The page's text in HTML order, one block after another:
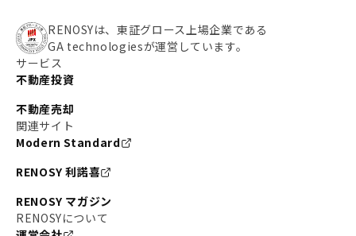
RENOSYは、東証グロース上場企業である
GA technologiesが運営しています。
サービス
不動産投資
不動産売却
関連サイト
Modern Standard
RENOSY 利諾喜
RENOSY マガジン
RENOSYについて